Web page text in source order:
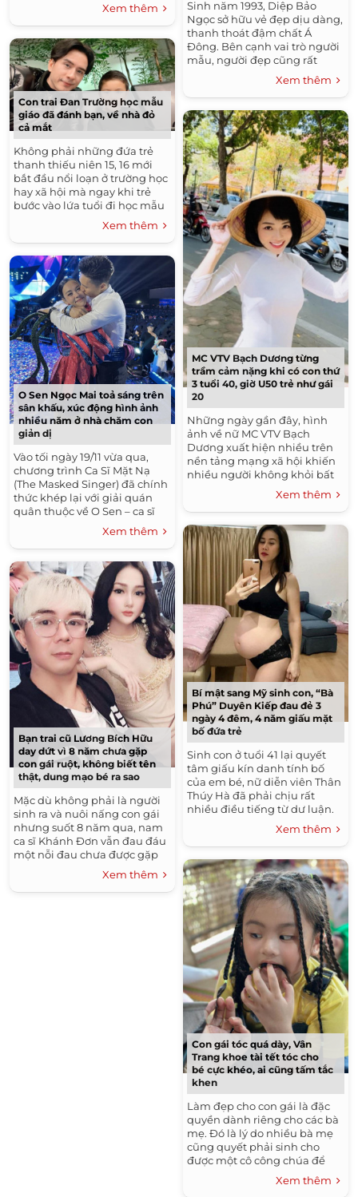
mạng Trung Quốc....
Xem thêm
Con trai Đan Trường học mẫu
giáo đã đánh bạn, về nhà đỏ
cả mắt
Không phải những đứa trẻ
thanh thiếu niên 15, 16 mới
bắt đầu nổi loạn ở trường học
hay xã hội mà ngay khi trẻ
bước vào lứa tuổi đi học mẫu
giáo, tiểu học, các bậc cha mẹ
Xem thêm
O Sen Ngọc Mai toả sáng trên
sân khấu, xúc động hình ảnh
nhiều năm ở nhà chăm con
giản dị
Vào tối ngày 19/11 vừa qua,
chương trình Ca Sĩ Mặt Nạ
(The Masked Singer) đã chính
thức khép lại với giải quán
quân thuộc về O Sen – ca sĩ
kiêm giảng viên thanh nhạc
Thạc sĩ Ngọc Mai. Điều bất...
Xem thêm
Bạn trai cũ Lương Bích Hữu
day dứt vì 8 năm chưa gặp
con gái ruột, không biết tên
thật, dung mạo bé ra sao
Mặc dù không phải là người
sinh ra và nuôi nấng con gái
nhưng suốt 8 năm qua, nam
ca sĩ Khánh Đơn vẫn đau đáu
một nỗi đau chưa được gặp
mặt cô con gái ruột của anh
với bạn gái cũ - ca sĩ...
Xem thêm
Sinh năm 1993, Diệp Bảo
Ngọc sở hữu vẻ đẹp dịu dàng,
thanh thoát đậm chất Á
Đông. Bên cạnh vai trò người
mẫu, người đẹp cũng rất
thành công khi lấn sân ca hát
và đóng phim. Năm 2011,
Diệp...
Xem thêm
MC VTV Bạch Dương từng
trầm cảm nặng khi có con thứ
3 tuổi 40, giờ U50 trẻ như gái
20
Những ngày gần đây, hình
ảnh về nữ MC VTV Bạch
Dương xuất hiện nhiều trên
nền tảng mạng xã hội khiến
nhiều người không khỏi bất
ngời, xuýt xoa khen ngợi bởi
cô đã ở tuổi U50 nhưng...
Xem thêm
Bí mật sang Mỹ sinh con, “Bà
Phú” Duyên Kiếp đau đẻ 3
ngày 4 đêm, 4 năm giấu mặt
bố đứa trẻ
Sinh con ở tuổi 41 lại quyết
tâm giấu kín danh tính bố
của em bé, nữ diễn viên Thân
Thúy Hà đã phải chịu rất
nhiều điều tiếng từ dư luận.
Thế nhưng, thay vì buồn hay
tức giận vì những...
Xem thêm
Con gái tóc quá dày, Vân
Trang khoe tài tết tóc cho
bé cực khéo, ai cũng tấm tắc
khen
Làm đẹp cho con gái là đặc
quyền dành riêng cho các bà
mẹ. Đó là lý do nhiều bà mẹ
cũng quyết phải sinh cho
được một cô công chúa để
thoải mãn ước mơ làm điệu,
làm đẹp cho con, nhất...
Xem thêm